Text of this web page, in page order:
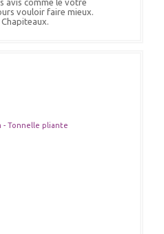
avis comme le vôtre
vouloir faire mieux.
- Tonnelle pliante